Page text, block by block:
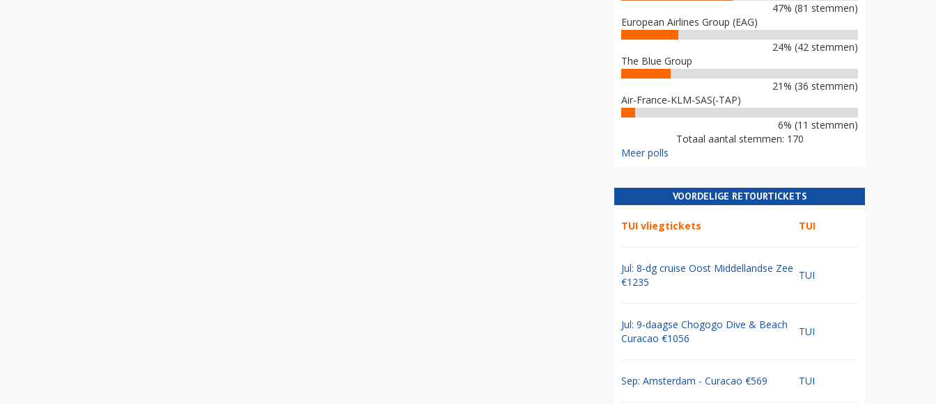
47% (81 stemmen)
European Airlines Group (EAG)
24% (42 stemmen)
The Blue Group
21% (36 stemmen)
Air-France-KLM-SAS(-TAP)
6% (11 stemmen)
Totaal aantal stemmen: 170
Meer polls
VOORDELIGE RETOURTICKETS
TUI vliegtickets TUI
Jul: 8-dg cruise Oost Middellandse Zee
€1235
TUI
Jul: 9-daagse Chogogo Dive & Beach
Curacao €1056
TUI
Sep: Amsterdam - Curacao €569 TUI